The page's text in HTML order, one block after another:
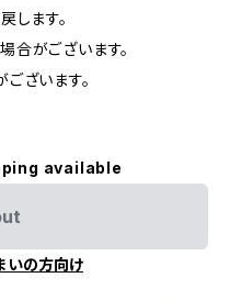
します。
がございます。
ざいます。
available
いの方向け